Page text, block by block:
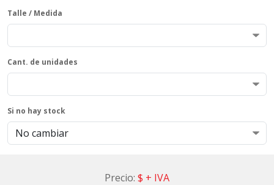
Talle / Medida
Cant. de unidades
Si no hay stock
Precio: $ + IVA